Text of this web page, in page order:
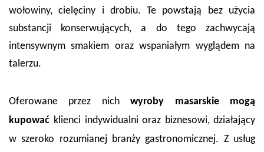
wołowiny, cielęciny i drobiu. Te powstają bez użycia
substancji konserwujących, a do tego zachwycają
intensywnym smakiem oraz wspaniałym wyglądem na
talerzu.
Oferowane przez nichwyroby masarskie mogą
kupować klienci indywidualni oraz biznesowi, działający
w szeroko rozumianej branży gastronomicznej. Z usług